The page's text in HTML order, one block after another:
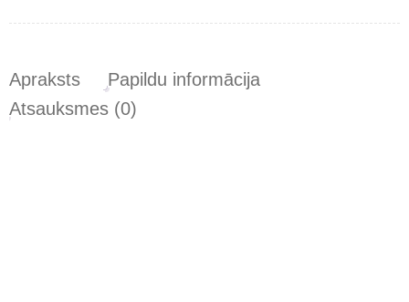
Apraksts
Papildu informācija
Atsauksmes (0)